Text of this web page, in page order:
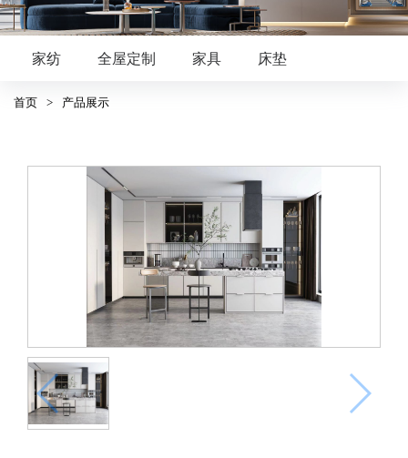
家纺 全屋定制 家具 床垫
首页 > 产品展示